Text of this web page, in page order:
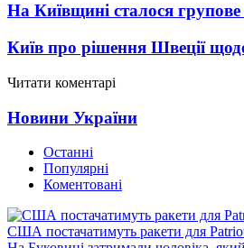
На Київщині сталося групове
Київ про рішення Швеції
Читати коментарі
Новини України
Останні
Популярні
Коментовані
США постачатимуть ракети для